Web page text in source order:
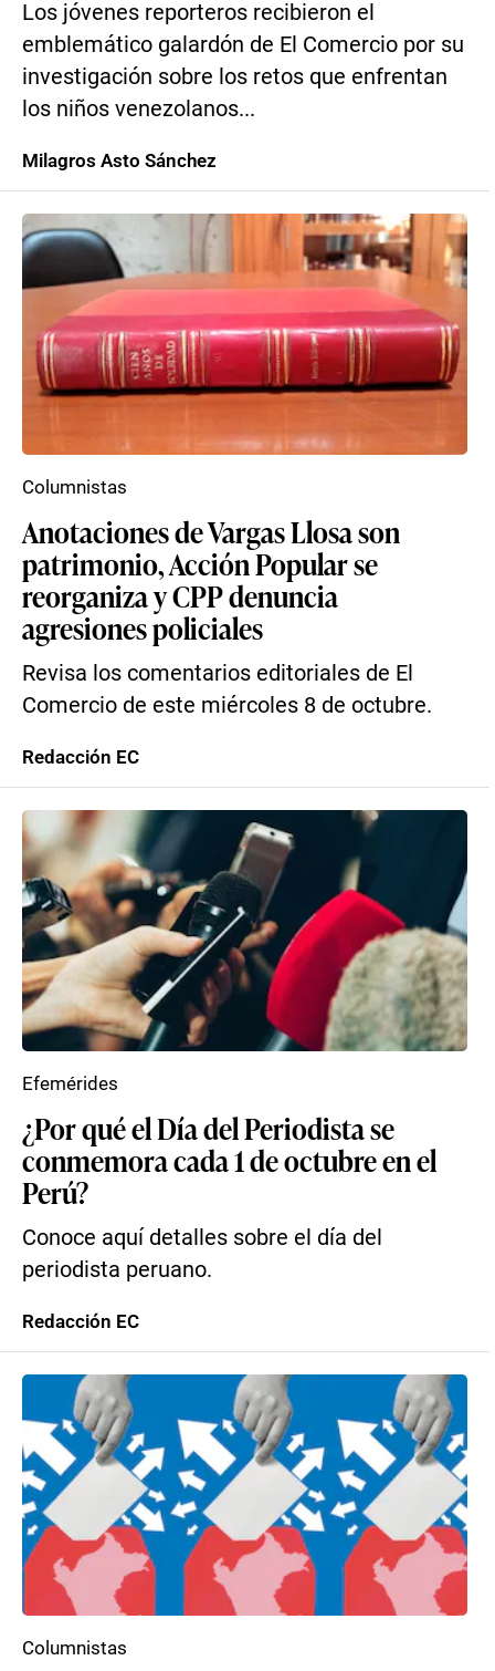
Los jóvenes reporteros recibieron el
emblemático galardón de El Comercio por su
investigación sobre los retos que enfrentan
los niños venezolanos...
Milagros Asto Sánchez
Anotaciones de Vargas Llosa son
patrimonio, Acción Popular se
reorganiza y CPP denuncia
agresiones policiales
Revisa los comentarios editoriales de El
Comercio de este miércoles 8 de octubre.
Columnistas
Redacción EC
¿Por qué el Día del Periodista se
conmemora cada 1 de octubre en el
Perú?
Conoce aquí detalles sobre el día del
periodista peruano.
Efemérides
Redacción EC
Columnistas